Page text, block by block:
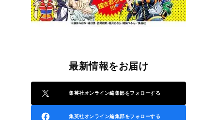
最新情報をお届け
集英社オンライン編集部をフォローする
集英社オンライン編集部をフォローする